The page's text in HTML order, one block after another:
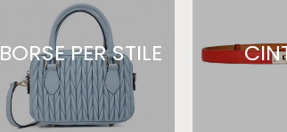
BORSE PER STILE